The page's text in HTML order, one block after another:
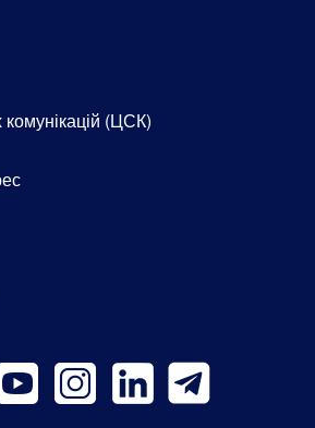
комунікацій (ЦСК)